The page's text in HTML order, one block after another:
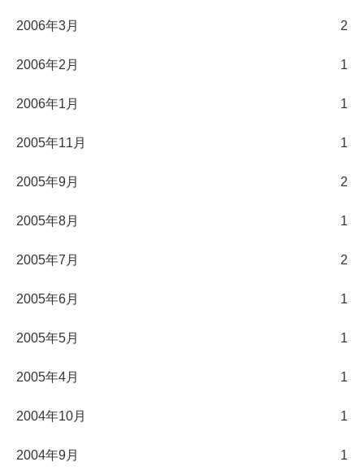
2006年3月 2
2006年2月 1
2006年1月 1
2005年11月 1
2005年9月 2
2005年8月 1
2005年7月 2
2005年6月 1
2005年5月 1
2005年4月 1
2004年10月 1
2004年9月 1